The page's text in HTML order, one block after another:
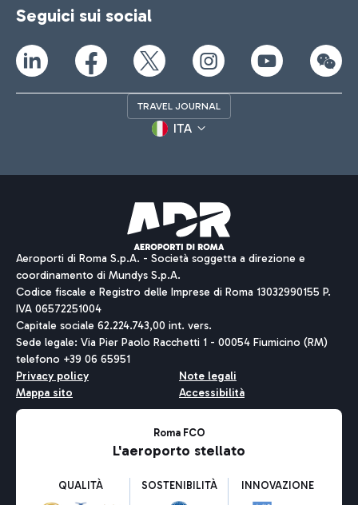
Seguici sui social
TRAVEL JOURNAL
ITA
Aeroporti di Roma S.p.A. - Società soggetta a direzione e
coordinamento di Mundys S.p.A.
Codice fiscale e Registro delle Imprese di Roma 13032990155 P.
IVA 06572251004
Capitale sociale 62.224.743,00 int. vers.
Sede legale: Via Pier Paolo Racchetti 1 - 00054 Fiumicino (RM)
telefono +39 06 65951
Privacy policy
Note legali
Mappa sito
Accessibilità
Roma FCO
L'aeroporto stellato
QUALITÀ SOSTENIBILITÀ INNOVAZIONE